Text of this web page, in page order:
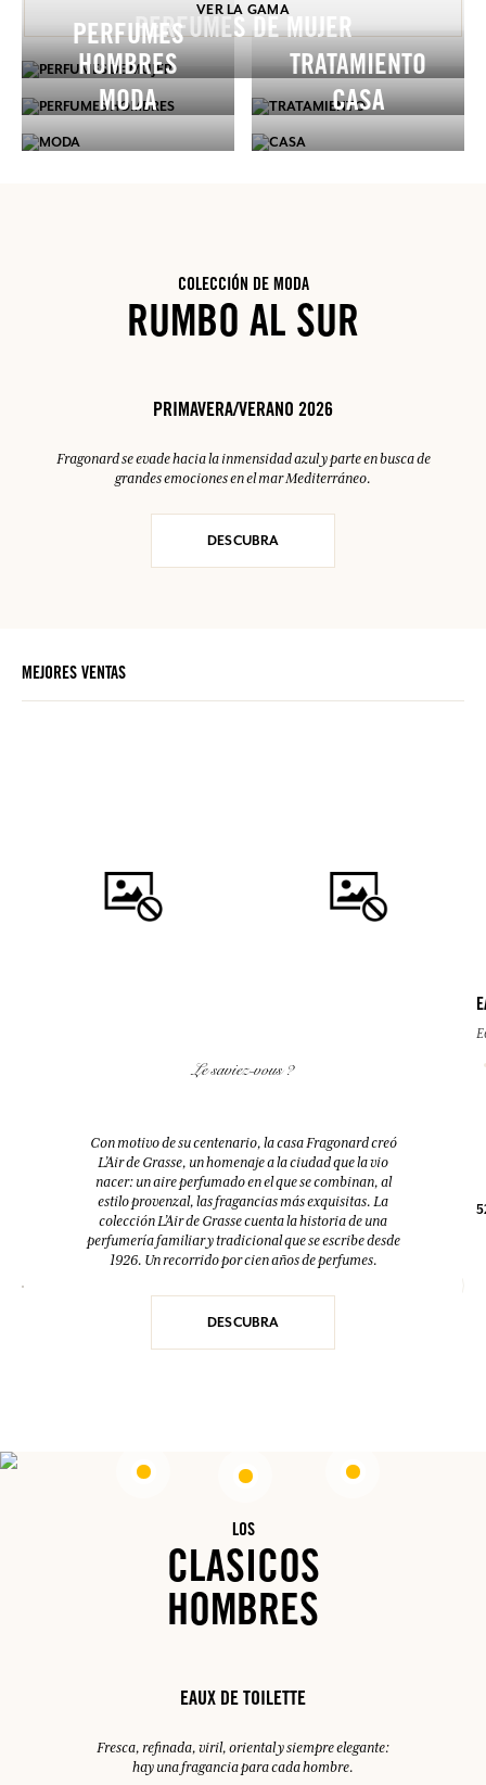
VER LA GAMA
PERFUMES DE MUJER
PERFUMES
HOMBRES
TRATAMIENTO
MODA
CASA
COLECCIÓN DE MODA
RUMBO AL SUR
PRIMAVERA/VERANO 2026
Fragonard se evade hacia la inmensidad azul y parte en busca de
grandes emociones en el mar Mediterráneo.
DESCUBRA
MEJORES VENTAS
FLEUR D'ORANGER (FLOR DE
FLEUR D'ORANGER (FLOR DE
100ml
38,00 €
Le saviez-vous ?
Con motivo de su centenario, la casa Fragonard creó
L’Air de Grasse, un homenaje a la ciudad que la vio
nacer: un aire perfumado en el que se combinan, al
estilo provenzal, las fragancias más exquisitas. La
colección L’Air de Grasse cuenta la historia de una
perfumería familiar y tradicional que se escribe desde
1926. Un recorrido por cien años de perfumes.
DESCUBRA
LOS
CLASICOS
HOMBRES
EAUX DE TOILETTE
Fresca, refinada, viril, oriental y siempre elegante:
hay una fragancia para cada hombre.